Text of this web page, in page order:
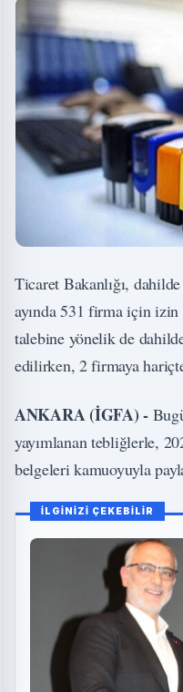
Ticaret Bakanlığı,
ayında 531 firma için
talebine yönelik de
edilirken, 2 firmaya
ANKARA (İGFA) -
yayımlanan tebliğlerle,
belgeleri kamuoyuyla
İLGİNİZİ ÇEKEBİLİR